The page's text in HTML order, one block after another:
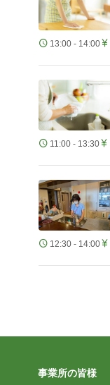
13:00 - 14:00
11:00 - 13:30
12:30 - 14:00
事業所の皆様